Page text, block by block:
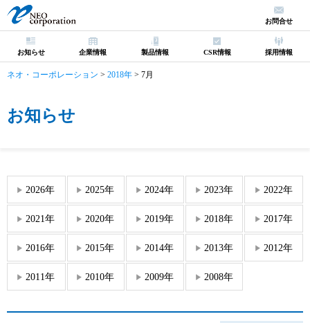
お知らせ 企業情報 製品情報 CSR情報 採用情報
お問合せ
ネオ・コーポレーション > 2018年 > 7月
お知らせ
2026年 2025年 2024年 2023年 2022年
2021年 2020年 2019年 2018年 2017年
2016年 2015年 2014年 2013年 2012年
2011年 2010年 2009年 2008年